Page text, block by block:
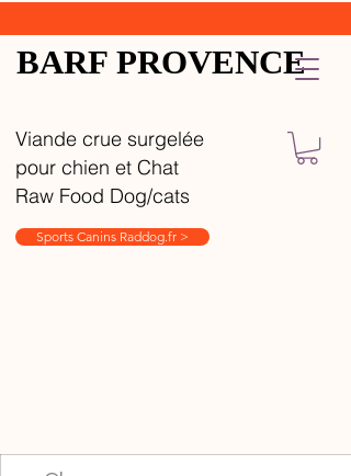
BARF PROVENCE
Viande crue surgelée
pour chien et Chat
Raw Food Dog/cats
Sports Canins Raddog.fr >